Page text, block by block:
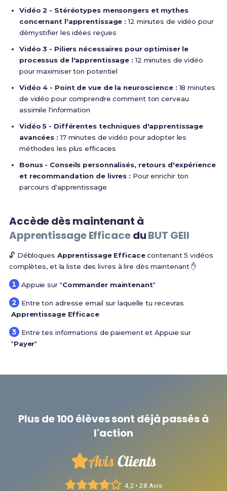
Vidéo 2 - Stéréotypes mensongers et mythes
concernant l'apprentissage : 12 minutes de vidéo pour
démystifier les idées reçues
Vidéo 3 - Piliers nécessaires pour optimiser le
processus de l'apprentissage : 12 minutes de vidéo
pour maximiser ton potentiel
Vidéo 4 - Point de vue de la neuroscience : 18 minutes
de vidéo pour comprendre comment ton cerveau
assimile l'information
Vidéo 5 - Différentes techniques d'apprentissage
avancées : 17 minutes de vidéo pour adopter les
méthodes les plus efficaces
Bonus - Conseils personnalisés, retours d'expérience
et recommandation de livres : Pour enrichir ton
parcours d'apprentissage
Accède dès maintenant à
Apprentissage EfficaceduBUT GEII
🔓 Débloques Apprentissage Efficacecontenant 5 vidéos
complètes, et la liste des livres à lire dès maintenant ✋
Appuie sur "Commander maintenant"
Entre ton adresse email sur laquelle tu recevras
Apprentissage Efficace
Entre tes informations de paiement et Appuie sur
"Payer"
Plus de 100 élèves sont déjà passés à
l'action
AvisClients
4,2 • 28 Avis